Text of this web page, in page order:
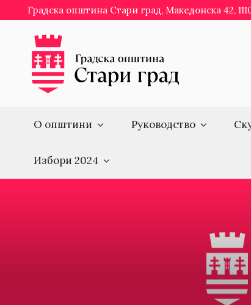
to
content
Градска општина Стари град, Македонска 42,
О општини Руководство
Избори 2024